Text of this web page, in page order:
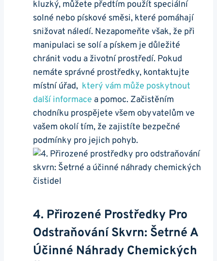
kluzký, můžete předtím⁤ použít speciální
solné nebo pískové směsi, které pomáhají
snižovat⁤ náledí. Nezapomeňte však,⁢ že při
manipulaci se solí a pískem je důležité
chránit vodu a životní prostředí. Pokud
⁢nemáte správné prostředky, kontaktujte
místní úřad, ⁤ který vám může poskytnout
další informace a pomoc. Začistěním
chodníku⁢ prospějete všem obyvatelům ve
⁢vašem okolí tím, že zajistíte bezpečné
podmínky pro jejich pohyb.
4. Přirozené ‌prostředky⁤ Pro
Odstraňování ‌skvrn: Šetrné A
Účinné ⁣náhrady Chemických